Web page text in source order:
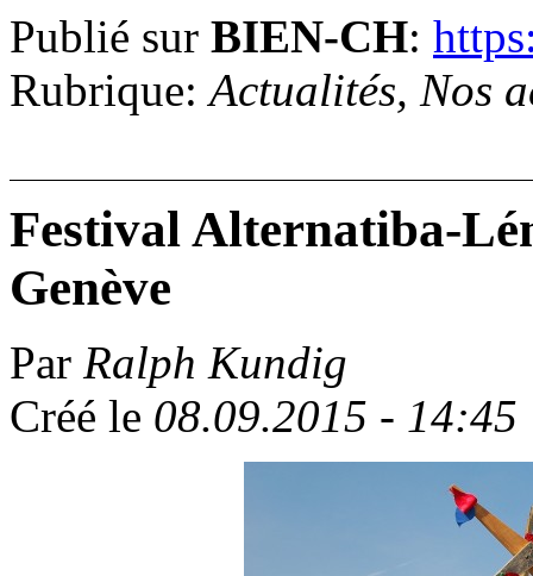
Publié sur BIEN-CH:
Rubrique:Actualités, Nos
Festival Alternatiba-
Genève
Par Ralph Kundig
Créé le 08.09.2015 - 14:45